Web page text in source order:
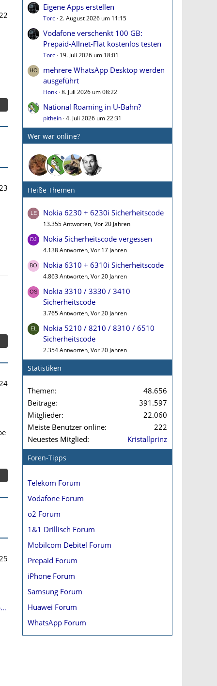
Eigene Apps erstellen
Torc 2. August 2026 um 11:15
Vodafone verschenkt 100 GB:
Prepaid-Allnet-Flat kostenlos testen
Torc 19. Juli 2026 um 18:01
mehrere WhatsApp Desktop werden
ausgeführt
Honk 8. Juli 2026 um 08:22
National Roaming in U-Bahn?
pithein 4. Juli 2026 um 22:31
Wer war online?
Heiße Themen
Nokia 6230 + 6230i Sicherheitscode
13.355 Antworten, Vor 20 Jahren
Nokia Sicherheitscode vergessen
4.138 Antworten, Vor 17 Jahren
Nokia 6310 + 6310i Sicherheitscode
4.863 Antworten, Vor 20 Jahren
Nokia 3310 / 3330 / 3410
Sicherheitscode
3.765 Antworten, Vor 20 Jahren
Nokia 5210 / 8210 / 8310 / 6510
Sicherheitscode
2.354 Antworten, Vor 20 Jahren
Statistiken
Themen
48.656
Beiträge
391.597
Mitglieder
22.060
Meiste Benutzer online
222
Neuestes Mitglied
Kristallprinz
Foren-Tipps
Telekom Forum
Vodafone Forum
o2 Forum
1&1 Drillisch Forum
Mobilcom Debitel Forum
Prepaid Forum
iPhone Forum
Samsung Forum
Huawei Forum
WhatsApp Forum